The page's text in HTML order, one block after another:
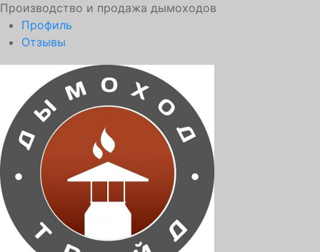
Производство и продажа дымоходов
Профиль
Отзывы